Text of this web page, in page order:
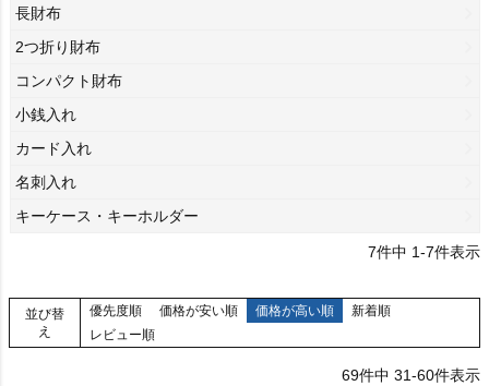
長財布
2つ折り財布
コンパクト財布
小銭入れ
カード入れ
名刺入れ
キーケース・キーホルダー
7件中 1-7件表示
並び替
え
優先度順 価格が安い順 価格が高い順
新着順
レビュー順
69件中 31-60件表示